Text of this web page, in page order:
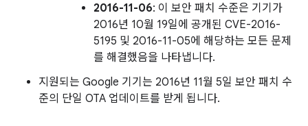
2016-11-06: 이 보안 패치 수준은 기기가
2016년 10월 19일에 공개된 CVE-2016-
5195 및 2016-11-05에 해당하는 모든 문제
를 해결했음을 나타냅니다.
지원되는 Google 기기는 2016년 11월 5일 보안 패치 수
준의 단일 OTA 업데이트를 받게 됩니다.